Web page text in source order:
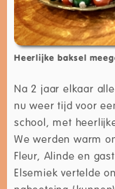
Heerlijke baksel
Na 2 jaar elkaar
nu weer tijd voor
school, met
We werden warm
Fleur, Alinde en
Elsemiek vertelde